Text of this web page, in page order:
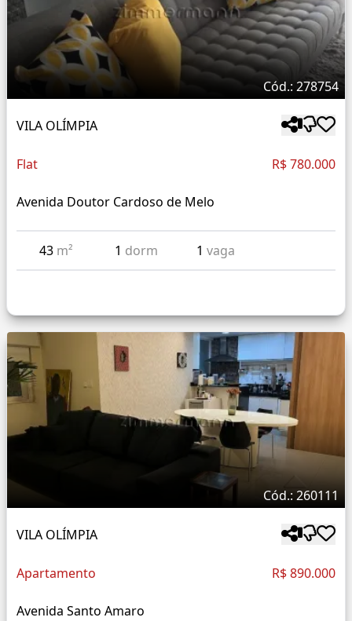
Cód.: 278754
VILA OLÍMPIA
Flat R$ 780.000
Avenida Doutor Cardoso de Melo
43 m² 1 dorm 1vaga
Cód.: 260111
VILA OLÍMPIA
Apartamento R$ 890.000
Avenida Santo Amaro